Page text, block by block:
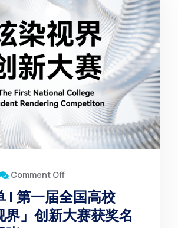
Comment Off
| 第一届全国高校
界」创新大赛获奖名